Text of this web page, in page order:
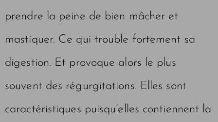
prendre la peine de bien mâcher et
mastiquer. Ce qui trouble fortement sa
digestion. Et provoque alors le plus
souvent des régurgitations. Elles sont
caractéristiques puisqu’elles contiennent la